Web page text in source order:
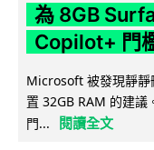
為 8GB
Copilot+ 門
Microsoft 被發現靜靜
置 32GB RAM 的建議
門...
閱讀全文